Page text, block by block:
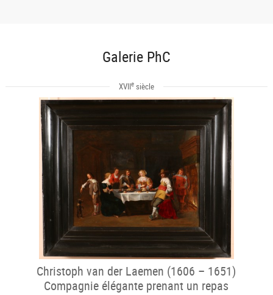
Galerie PhC
XVIIesiècle
Christoph van der Laemen (1606 – 1651)
Compagnie élégante prenant un repas